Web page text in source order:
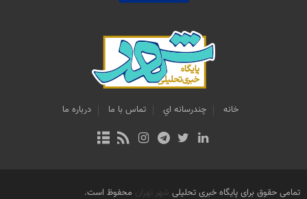
خانه چندرسانه اي تماس با ما درباره ما
تمامی حقوق برای پایگاه خبری تحلیلی شهر تهران محفوظ است.